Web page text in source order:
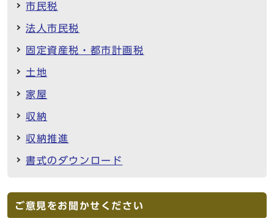
市民税
法人市民税
固定資産税・都市計画税
土地
家屋
収納
収納推進
書式のダウンロード
ご意見をお聞かせください